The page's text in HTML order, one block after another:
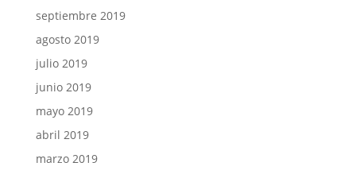
septiembre 2019
agosto 2019
julio 2019
junio 2019
mayo 2019
abril 2019
marzo 2019